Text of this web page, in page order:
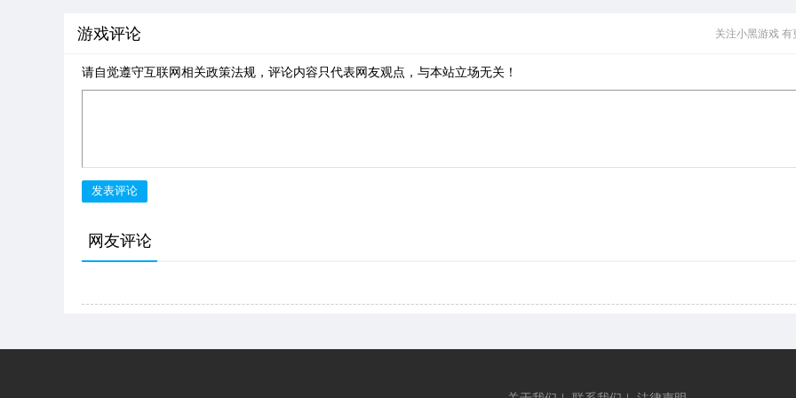
游戏评论 关注小黑游戏 有
请自觉遵守互联网相关政策法规，评论内容只代表网友观点，与本站立场无关！
发表评论
网友评论